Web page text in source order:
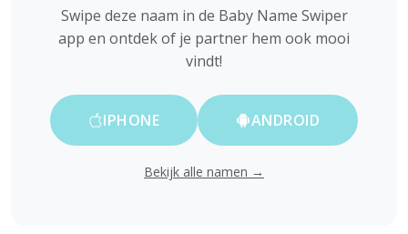
Swipe deze naam in de Baby Name Swiper
app en ontdek of je partner hem ook mooi
vindt!
IPHONE ANDROID
Bekijk alle namen →